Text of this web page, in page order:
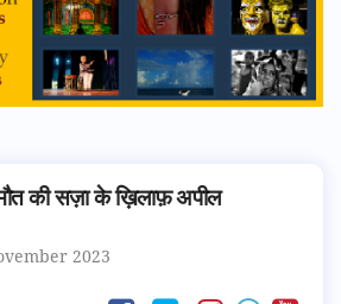
की सज़ा के ख़िलाफ़ अपील
2023